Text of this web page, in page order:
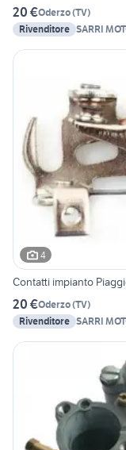
20 €Oderzo(TV)
Rivenditore SARRI
4
Contatti impianto
20 €Oderzo(TV)
Rivenditore SARRI